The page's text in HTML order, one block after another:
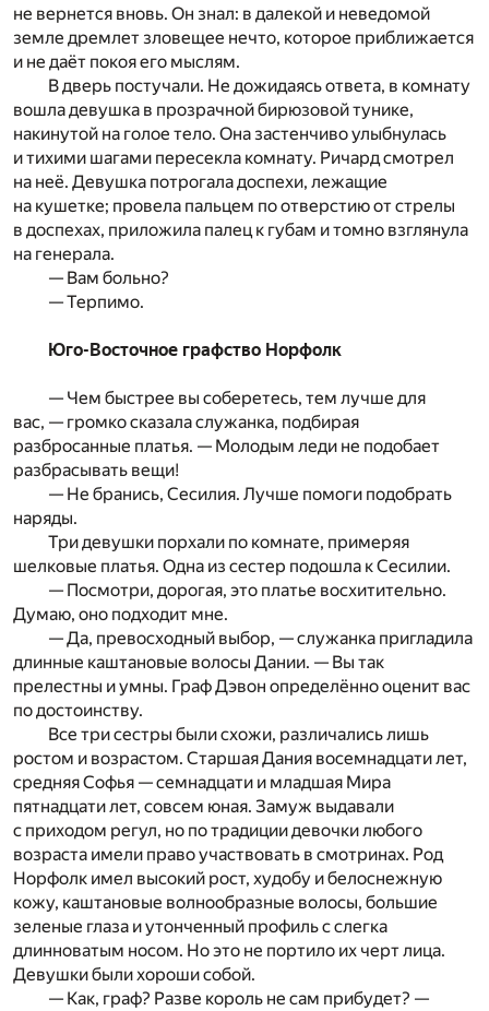
не вернется вновь. Он знал: в далекой и неведомой
земле дремлет зловещее нечто, которое приближается
и не даёт покоя его мыслям.
В дверь постучали. Не дожидаясь ответа, в комнату
вошла девушка в прозрачной бирюзовой тунике,
накинутой на голое тело. Она застенчиво улыбнулась
и тихими шагами пересекла комнату. Ричард смотрел
на неё. Девушка потрогала доспехи, лежащие
на кушетке; провела пальцем по отверстию от стрелы
в доспехах, приложила палец к губам и томно взглянула
на генерала.
— Вам больно?
— Терпимо.
Юго-Восточное графство Норфолк
— Чем быстрее вы соберетесь, тем лучше для
вас, — громко сказала служанка, подбирая
разбросанные платья. — Молодым леди не подобает
разбрасывать вещи!
— Не бранись, Сесилия. Лучше помоги подобрать
наряды.
Три девушки порхали по комнате, примеряя
шелковые платья. Одна из сестер подошла к Сесилии.
— Посмотри, дорогая, это платье восхитительно.
Думаю, оно подходит мне.
— Да, превосходный выбор, — служанка пригладила
длинные каштановые волосы Дании. — Вы так
прелестны и умны. Граф Дэвон определённо оценит вас
по достоинству.
Все три сестры были схожи, различались лишь
ростом и возрастом. Старшая Дания восемнадцати лет,
средняя Софья — семнадцати и младшая Мира
пятнадцати лет, совсем юная. Замуж выдавали
с приходом регул, но по традиции девочки любого
возраста имели право участвовать в смотринах. Род
Норфолк имел высокий рост, худобу и белоснежную
кожу, каштановые волнообразные волосы, большие
зеленые глаза и утонченный профиль с слегка
длинноватым носом. Но это не портило их черт лица.
Девушки были хороши собой.
— Как, граф? Разве король не сам прибудет? —